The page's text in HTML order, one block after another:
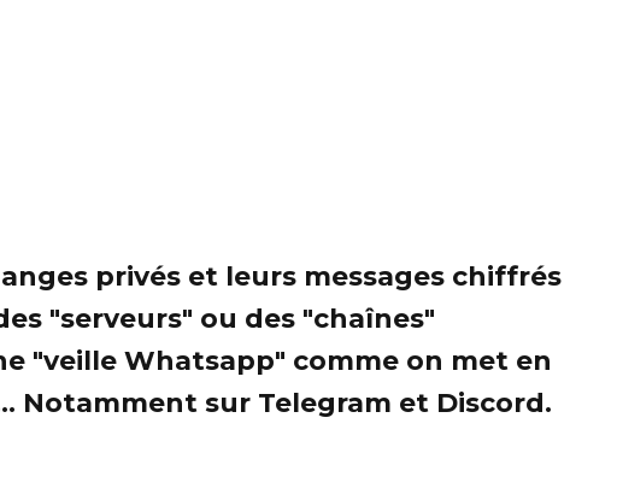
privés et leurs messages chiffrés
"serveurs" ou des "chaînes"
"veille Whatsapp" comme on met en
Notamment sur Telegram et Discord.